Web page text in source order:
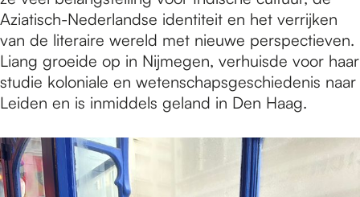
Aziatisch-Nederlandse identiteit en het verrijken
van de literaire wereld met nieuwe perspectieven.
Liang groeide op in Nijmegen, verhuisde voor haar
studie koloniale en wetenschapsgeschiedenis naar
Leiden en is inmiddels geland in Den Haag.